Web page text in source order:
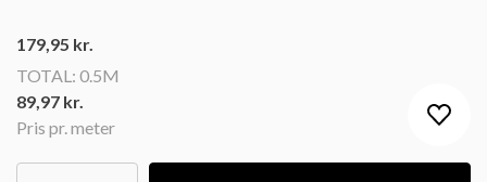
Pris pr. meter
179,95 kr.
TOTAL: 0.5M
89,97 kr.